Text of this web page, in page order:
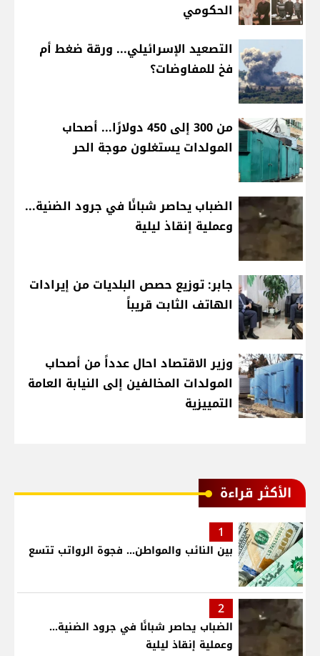
الحكومي
التصعيد الإسرائيلي... ورقة ضغط أم
فخ للمفاوضات؟
من 300 إلى 450 دولارًا... أصحاب
المولدات يستغلون موجة الحر
الضباب يحاصر شبانًا في جرود الضنية...
وعملية إنقاذ ليلية
جابر: توزيع حصص البلديات من إيرادات
الهاتف الثابت قريباً
وزير الاقتصاد احال عدداً من أصحاب
المولدات المخالفين إلى النيابة العامة
التمييزية
الأكثر قراءة
1
بين النائب والمواطن... فجوة الرواتب تتسع
2
الضباب يحاصر شبانًا في جرود الضنية...
وعملية إنقاذ ليلية